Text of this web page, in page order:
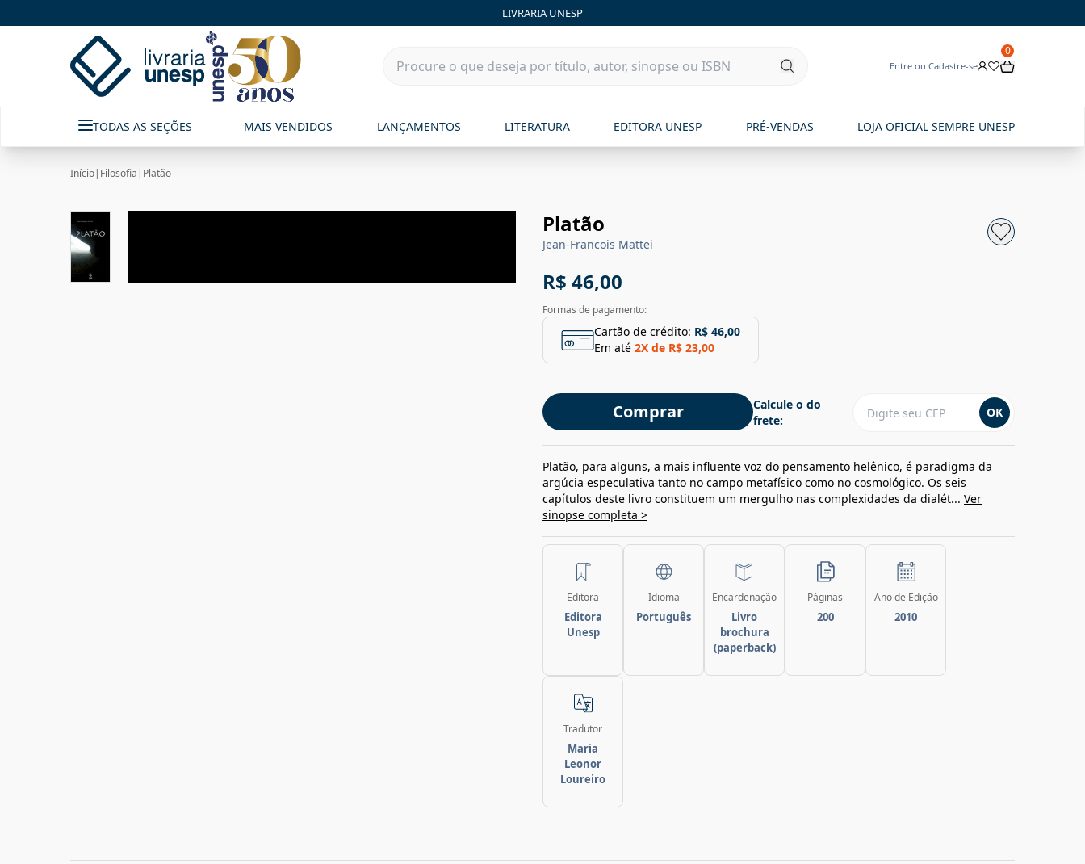
LIVRARIA UNESP
Entre ou Cadastre-se
0
TODAS AS SEÇÕES MAIS VENDIDOS LANÇAMENTOS LITERATURA EDITORA UNESP PRÉ-VENDAS LOJA OFICIAL SEMPRE UNESP
Início| Filosofia | Platão
Platão
Jean-Francois Mattei
R$ 46,00
Formas de pagamento:
Cartão de crédito: R$ 46,00
Em até 2X de R$ 23,00
Comprar
Calcule o do
frete:
OK
Platão, para alguns, a mais influente voz do pensamento helênico, é paradigma da
argúcia especulativa tanto no campo metafísico como no cosmológico. Os seis
capítulos deste livro constituem um mergulho nas complexidades da dialét... Ver
sinopse completa >
Editora
Editora
Unesp
Idioma
Português
Encardenação
Livro
brochura
(paperback)
Páginas
200
Ano de Edição
2010
Tradutor
Maria
Leonor
Loureiro